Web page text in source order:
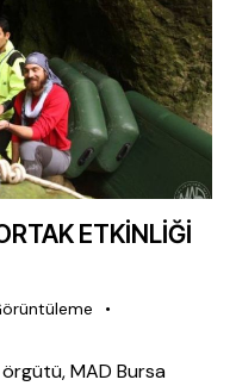
ETKİNLİĞİ
MAD Bursa